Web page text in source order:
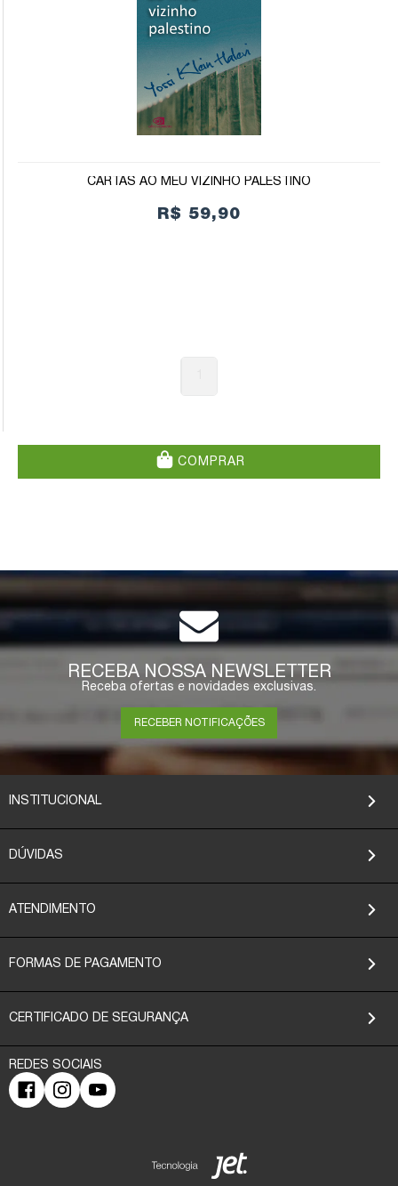
CARTAS AO MEU VIZINHO PALESTINO
R$ 59,90
COMPRAR
RECEBA NOSSA NEWSLETTER
Receba ofertas e novidades exclusivas.
RECEBER NOTIFICAÇÕES
INSTITUCIONAL
DÚVIDAS
ATENDIMENTO
FORMAS DE PAGAMENTO
CERTIFICADO DE SEGURANÇA